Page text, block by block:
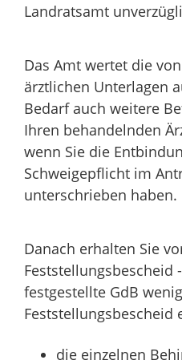
Landratsamt
Das Amt wertet die
ärztlichen Unterlagen
Bedarf auch weitere
Ihren behandelnden
wenn Sie die
Schweigepflicht im
unterschrieben haben.
Danach erhalten Sie
Feststellungsbescheid
festgestellte GdB
Feststellungsbescheid
die einzelnen